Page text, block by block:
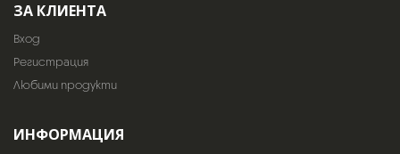
ЗА КЛИЕНТА
Вход
Регистрация
Любими продукти
ИНФОРМАЦИЯ